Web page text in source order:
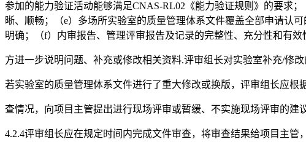
参加的能力验证活动能够满足CNAS-RL02《能力验证规则》的要求
晰、顺畅；（e）多场所实验室的质量管理体系文件覆盖全部申请认
明确；（f）内审报告、管理评审报告及记录的完整性、充分性和有效
方进一步说明问题、补充或修改相关资料.评审组长对实验室补充/修
若实验室的质量管理体系文件进行了重大修改或换版，评审组长应根
查情况，向项目主管提出进行现场评审或暂缓、不实施现场评审的
4.2.4评审组长应在规定时间内完成文件审查，将审查结果给项目主